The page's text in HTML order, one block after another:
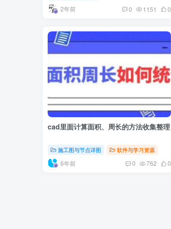
2年前 0 1151 0
cad里面计算面积、周长的方法收集整理
施工图与节点详图 软件与学习资源
6年前 0 762 0